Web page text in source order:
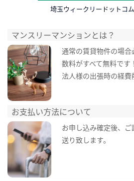
埼玉ウィークリードットコ
マンスリーマンションとは？
通常の賃貸物件の場
数料がすべて無料です！
法人様の出張時の経費
お支払い方法について
お申し込み確定後、
送り致します。